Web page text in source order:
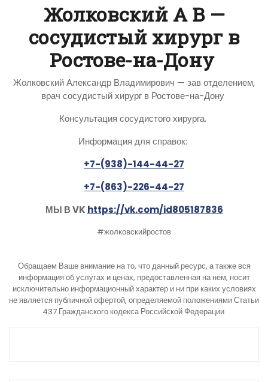
Жолковский А В —
сосудистый хирург в
Ростове-на-Дону
Жолковский Александр Владимирович — зав отделением,
врач сосудистый хирург в Ростове-на-Дону
Консультация сосудистого хирурга.
Информация для справок:
+7-(938)-144-44-27
+7-(863)-226-44-27
МЫ В VK https://vk.com/id805187836
#жолковскийростов
Обращаем Ваше внимание на то, что данный ресурс, а также вся
информация об услугах и ценах, предоставленная на нём, носит
исключительно информационный характер и ни при каких условиях
не является публичной офертой, определяемой положениями Статьи
437 Гражданского кодекса Российской Федерации.